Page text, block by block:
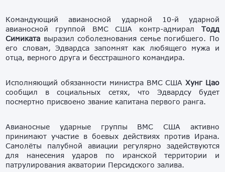
Командующий авианосной ударной 10-й ударной
авианосной группой ВМС США контр-адмирал Тодд
Симиката выразил соболезнования семье погибшего. По
его словам, Эдвардса запомнят как любящего мужа и
отца, верного друга и бесстрашного командира.
Исполняющий обязанности министра ВМС СШАХунг Цао
сообщил в социальных сетях, что Эдвардсу будет
посмертно присвоено звание капитана первого ранга.
Авианосные ударные группы ВМС США активно
принимают участие в боевых действиях против Ирана.
Самолёты палубной авиации регулярно задействуются
для нанесения ударов по иранской территории и
патрулирования акватории Персидского залива.